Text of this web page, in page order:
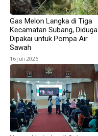
Gas Melon Langka di Tiga
Kecamatan Subang, Diduga
Dipakai untuk Pompa Air
Sawah
16 Juli 2026